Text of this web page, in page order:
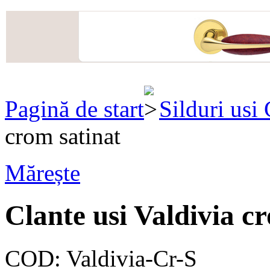
Pagină de start
Silduri usi
crom satinat
Mărește
Clante usi Valdivia
COD: Valdivia-Cr-S